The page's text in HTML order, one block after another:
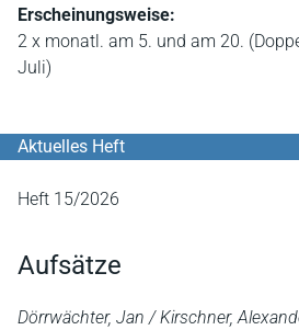
Erscheinungsweise:
2 x monatl. am 5. und am 20.
Juli)
Aktuelles Heft
Heft 15/2026
Aufsätze
Dörrwächter, Jan / Kirschner,